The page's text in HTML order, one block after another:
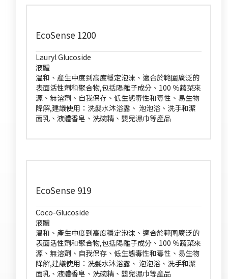
EcoSense 1200
Lauryl Glucoside
液體
溫和、產生中度到高度穩定泡沫、適合於範圍廣泛的
表面活性劑和聚合物,包括陽離子成分、100 ％蔬菜來
源、無溶劑、自我保存、低生態毒性和毒性、易生物
降解,建議使用：洗髮水沐浴露、 泡泡浴、洗手和潔
面乳、液體香皂、洗碗精、嬰兒濕巾等產品
EcoSense 919
Coco-Glucoside
液體
溫和、產生中度到高度穩定泡沫、適合於範圍廣泛的
表面活性劑和聚合物,包括陽離子成分、100 ％蔬菜來
源、無溶劑、自我保存、低生態毒性和毒性、易生物
降解,建議使用：洗髮水沐浴露、 泡泡浴、洗手和潔
面乳、液體香皂、洗碗精、嬰兒濕巾等產品